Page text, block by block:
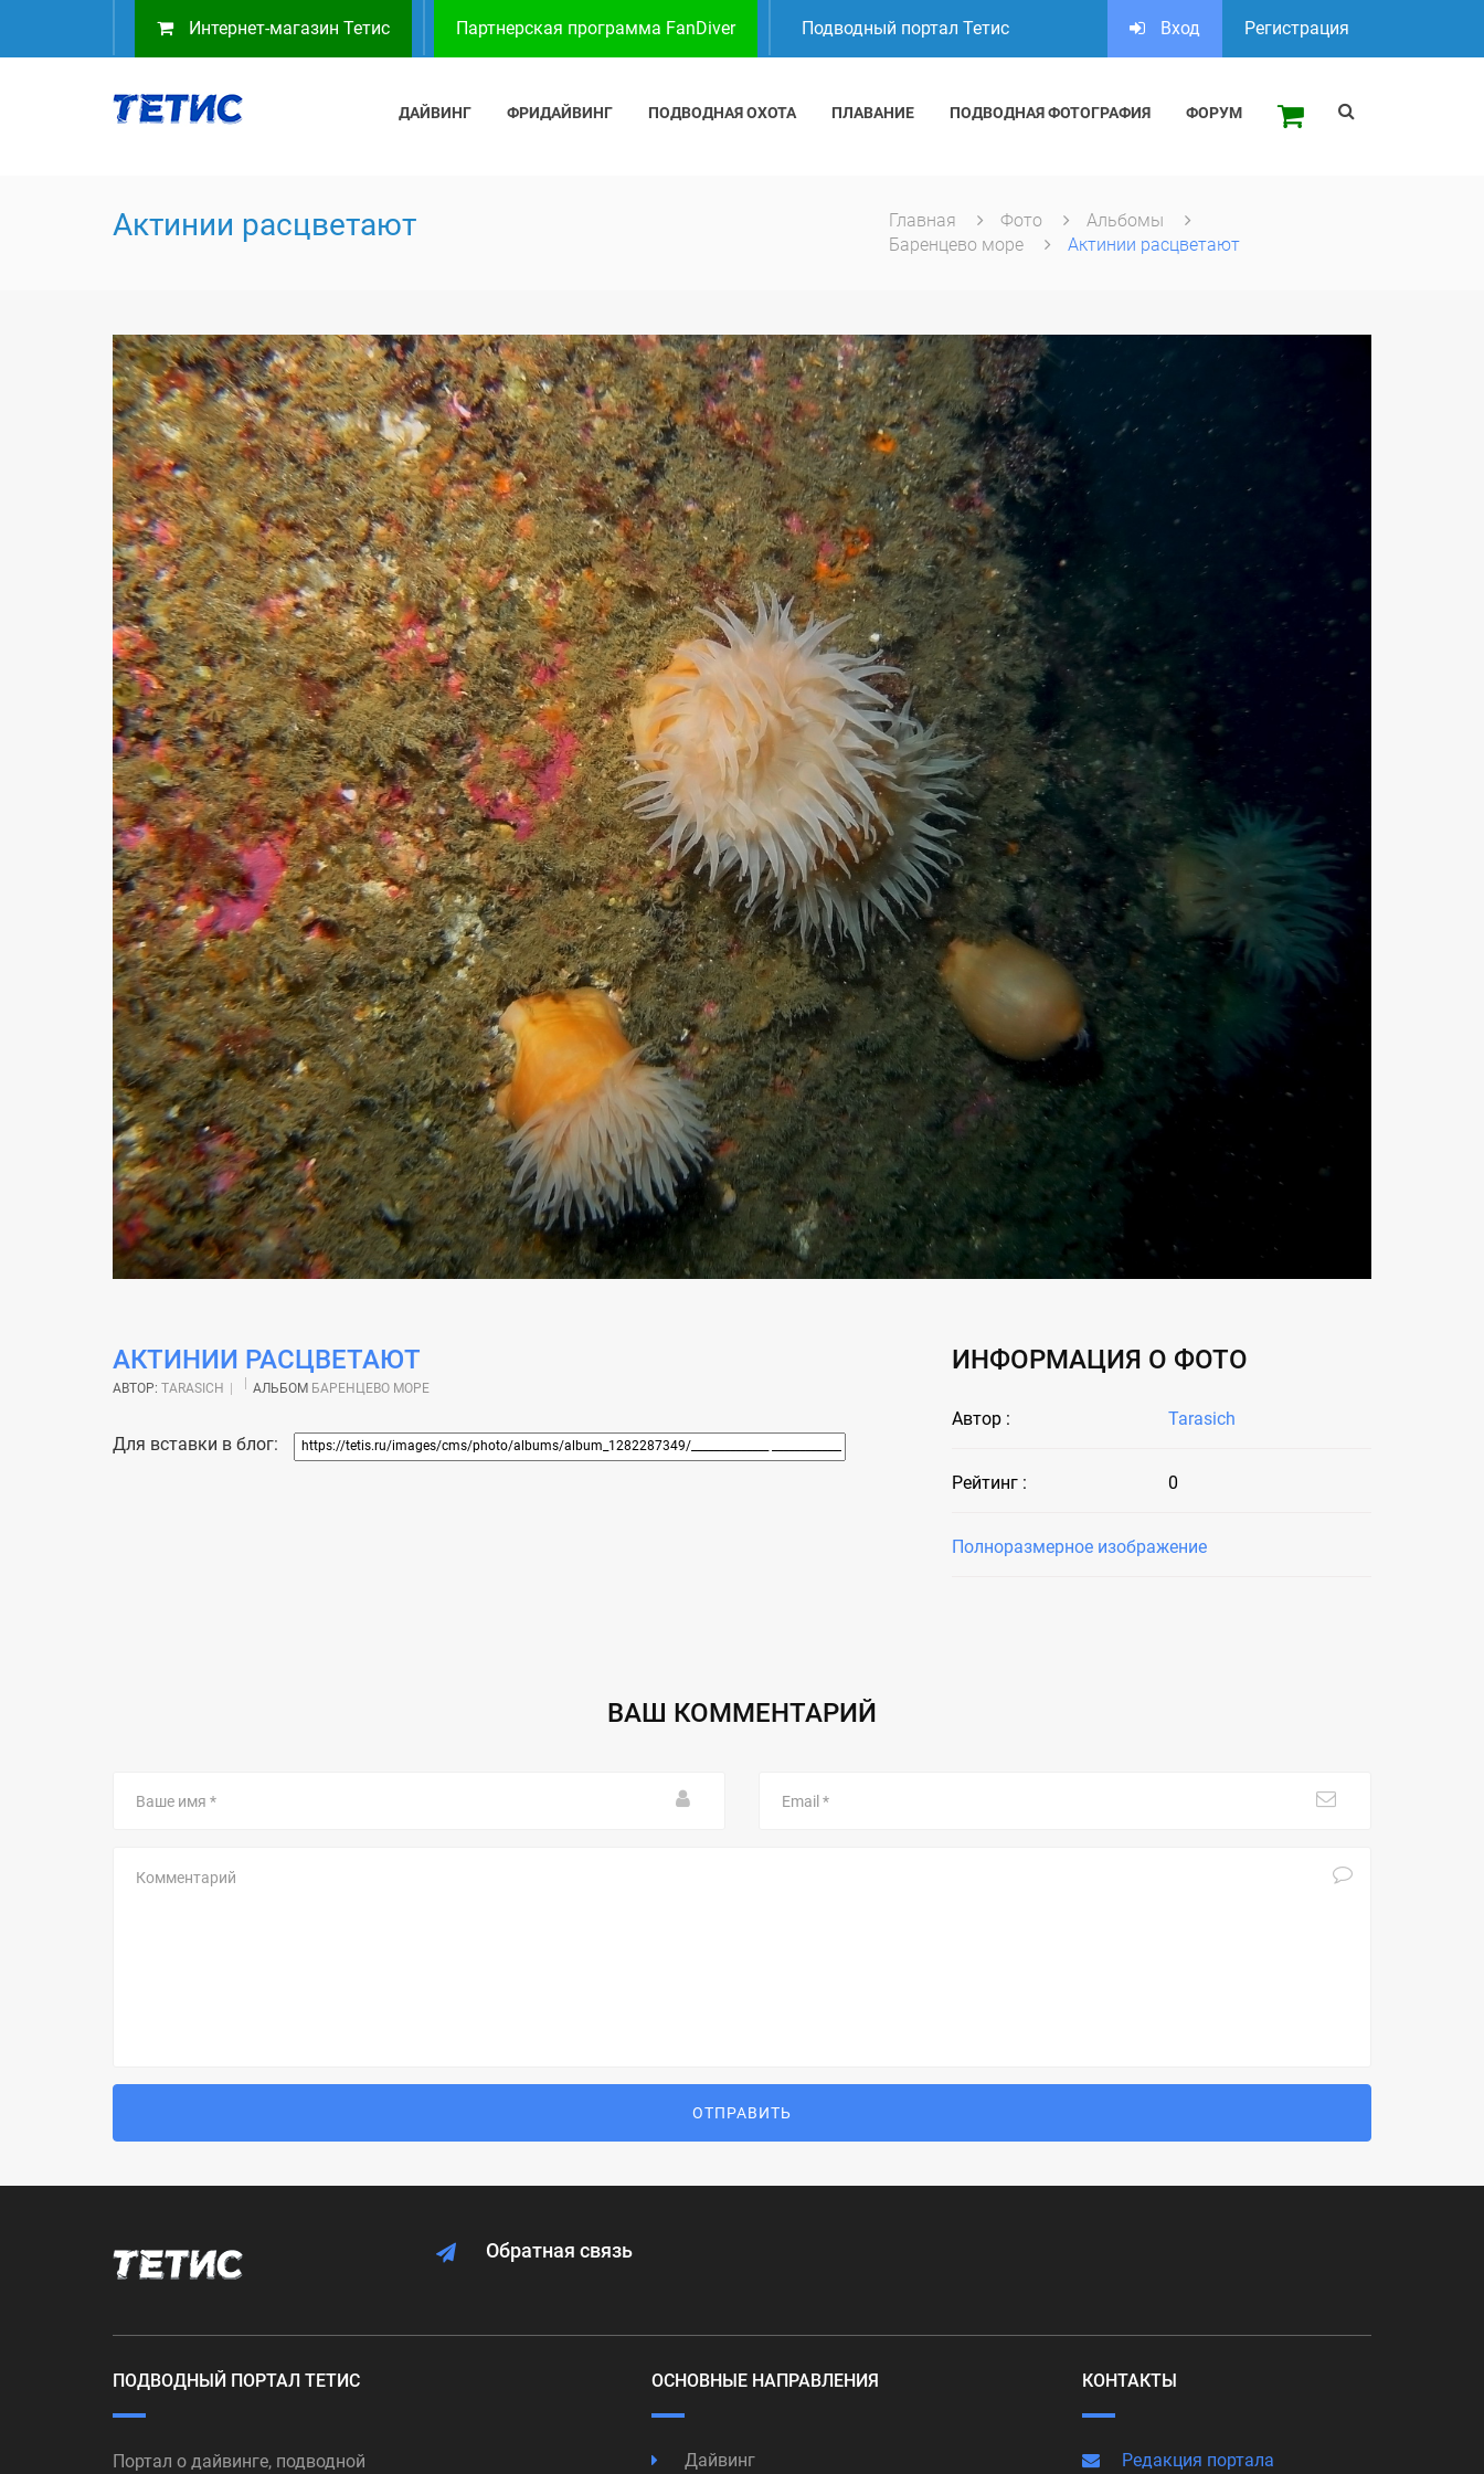
Интернет-магазин Тетис Партнерская программа FanDiver Подводный портал Тетис Вход Регистрация
ДАЙВИНГ ФРИДАЙВИНГ ПОДВОДНАЯ ОХОТА ПЛАВАНИЕ ПОДВОДНАЯ ФОТОГРАФИЯ ФОРУМ
Актинии расцветают Главная Фото
Альбомы
Баренцево море
Актинии расцветают
АКТИНИИ РАСЦВЕТАЮТ
АВТОР: TARASICH АЛЬБОМ БАРЕНЦЕВО МОРЕ
Для вставки в блог:
ИНФОРМАЦИЯ О ФОТО
Автор : Tarasich
Рейтинг : 0
Полноразмерное изображение
ВАШ КОММЕНТАРИЙ
имя
ОТПРАВИТЬ
Обратная связь
ПОДВОДНЫЙ ПОРТАЛ ТЕТИС
Портал о дайвинге, подводной
ОСНОВНЫЕ НАПРАВЛЕНИЯ
Дайвинг
КОНТАКТЫ
Редакция портала